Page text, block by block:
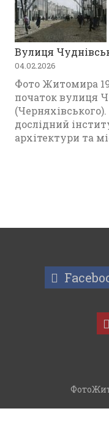
Вулиця
04.02.2026
Фото Житомира
початок вулиця
дослідний
архітектури та